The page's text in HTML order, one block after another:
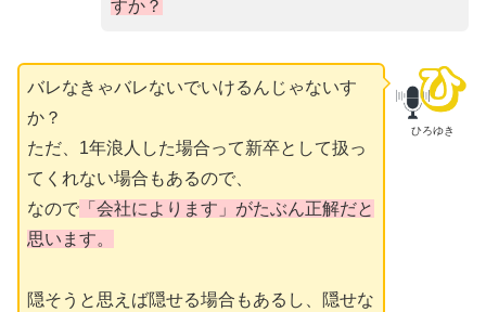
すか？
ひろゆき
バレなきゃバレないでいけるんじゃないす
か？
ただ、1年浪人した場合って新卒として扱っ
てくれない場合もあるので、
なので 「会社によります」がたぶん正解だと
思います。
隠そうと思えば隠せる場合もあるし、隠せな